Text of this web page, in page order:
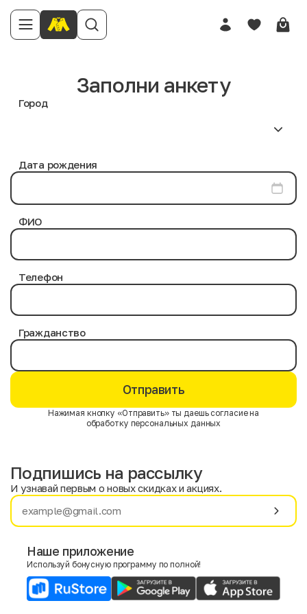
Заполни анкету
Город
Дата рождения
ФИО
Телефон
Гражданство
Отправить
Нажимая кнопку «Отправить» ты даешь согласие на
обработку персональных данных
Имя
E-mail
Подпишись на рассылку
И узнавай первым о новых скидках и акциях.
Наше приложение
Используй бонусную программу по полной!